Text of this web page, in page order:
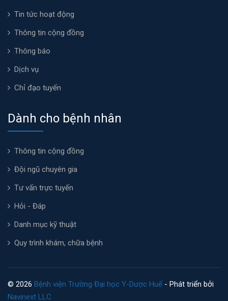
Tin tức hoạt động
Thông tin cộng đồng
Thông báo
Dịch vụ
Chỉ đạo tuyến
Dành cho bệnh nhân
Thông tin cộng đồng
Đội ngũ chuyên gia
Tư vấn trực tuyến
Hỏi - Đáp
Danh mục kỹ thuật
Quy trình khám, chữa bệnh
© 2026 Bệnh viện Trường Đại học Y-Dược Huế - Phát triển bởi
Navinext LLC